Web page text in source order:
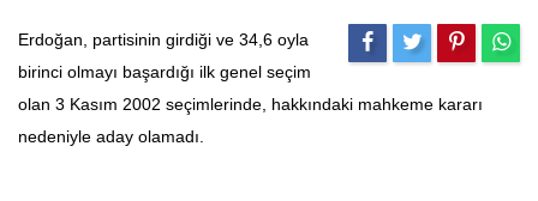
Erdoğan, partisinin girdiği ve 34,6 oyla
birinci olmayı başardığı ilk genel seçim
olan 3 Kasım 2002 seçimlerinde, hakkındaki mahkeme kararı
nedeniyle aday olamadı.